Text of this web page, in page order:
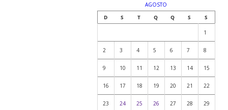
AGOSTO
D
S T Q Q S S
1
2 3 4 5 6 7 8
9 10 11 12 13 14 15
16 17 18 19 20 21 22
23 24 25 26 27 28 29